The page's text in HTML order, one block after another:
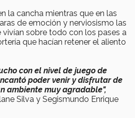
la cancha mientras que en las
de emoción y nerviosismo las
sobre todo con los pases a
que hacían retener el aliento
con el nivel de juego de
poder venir y disfrutar de
ambiente muy agradable",
Silva y Segismundo Enrique